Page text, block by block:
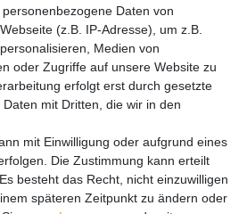
Daten von
(z.B. IP-Adresse), um z.B.
Medien von
oder Zugriffe auf unsere Website zu
erfolgt erst durch gesetzte
mit Dritten, die wir in den
mit Einwilligung oder aufgrund eines
Die Zustimmung kann erteilt
besteht das Recht, nicht einzuwilligen
späteren Zeitpunkt zu ändern oder